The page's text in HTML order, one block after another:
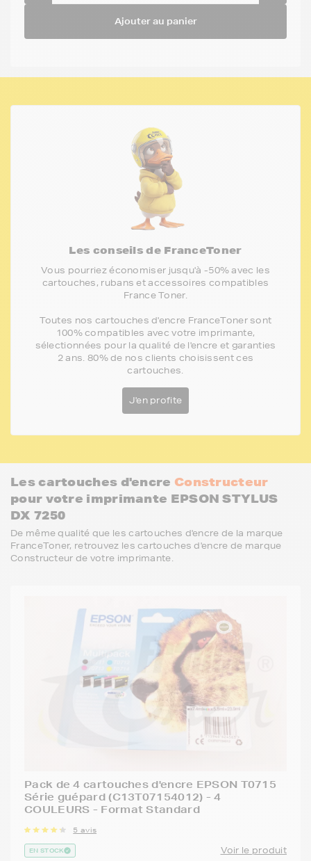
Ajouter au panier
Les conseils de FranceToner
Vous pourriez économiser jusqu'à -50% avec les
cartouches, rubans et accessoires compatibles
France Toner.
Toutes nos cartouches d'encre FranceToner sont
100% compatibles avec votre imprimante,
sélectionnées pour la qualité de l'encre et garanties
2 ans. 80% de nos clients choisissent ces
cartouches.
J'en profite
Les cartouches d'encre Constructeur
pour votre imprimante EPSON STYLUS
DX 7250
De même qualité que les cartouches d'encre de la marque
FranceToner, retrouvez les cartouches d'encre de marque
Constructeur de votre imprimante.
Pack de 4 cartouches d'encre EPSON T0715
Série guépard (C13T07154012) - 4
COULEURS - Format Standard
5 avis
EN STOCK Voir le produit